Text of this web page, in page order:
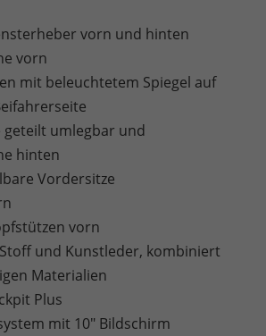
vorn und hinten
vorn
mit beleuchtetem Spiegel auf
geteilt umlegbar und
hinten
Vordersitze
vorn
und Kunstleder, kombiniert
Materialien
Plus
mit 10" Bildschirm